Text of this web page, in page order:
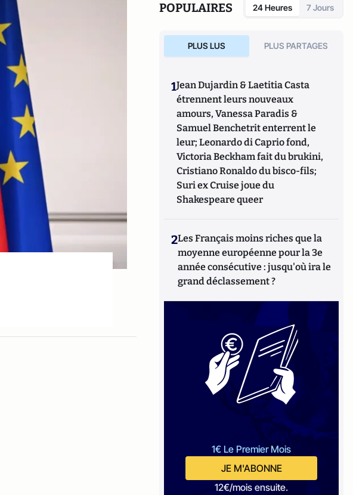
POPULAIRES 24 Heures 7 Jours
PLUS LUS PLUS PARTAGES
1Jean Dujardin & Laetitia Casta
étrennent leurs nouveaux
amours, Vanessa Paradis &
Samuel Benchetrit enterrent le
leur; Leonardo di Caprio fond,
Victoria Beckham fait du brukini,
Cristiano Ronaldo du bisco-fils;
Suri ex Cruise joue du
Shakespeare queer
2Les Français moins riches que la
moyenne européenne pour la 3e
année consécutive : jusqu'où ira le
grand déclassement ?
1€ Le Premier Mois
JE M'ABONNE
12€/mois ensuite.